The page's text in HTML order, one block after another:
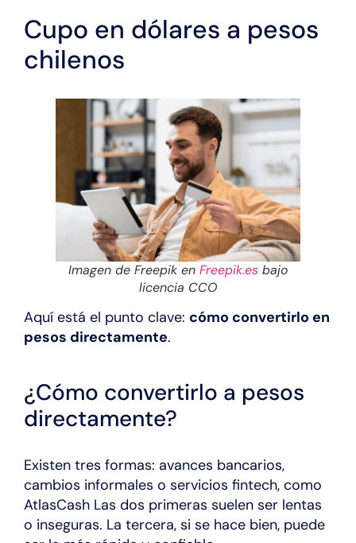
Cupo en dólares a pesos
chilenos
Imagen de Freepik en Freepik.esbajo
licencia CCO
Aquí está el punto clave: cómo convertirlo en
pesos directamente.
¿Cómo convertirlo a pesos
directamente?
Existen tres formas: avances bancarios,
cambios informales o servicios fintech, como
AtlasCash Las dos primeras suelen ser lentas
o inseguras. La tercera, si se hace bien, puede